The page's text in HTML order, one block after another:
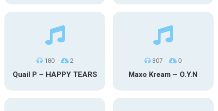
180 2
Quail P – HAPPY TEARS
307 0
Maxo Kream – O.Y.N